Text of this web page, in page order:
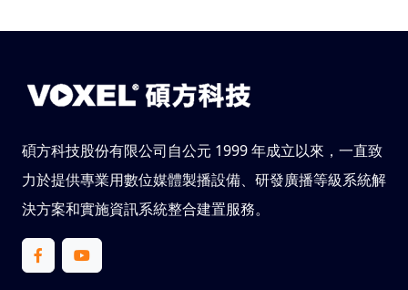
碩方科技股份有限公司自公元 1999 年成立以來，一直致
力於提供專業用數位媒體製播設備、研發廣播等級系統解
決方案和實施資訊系統整合建置服務。